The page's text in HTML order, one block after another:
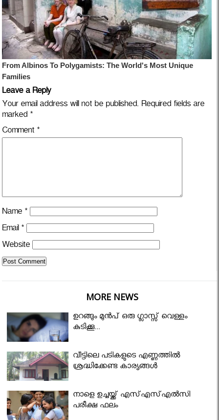
Leave a Reply
Your email address will not be published. Required fields are
marked *
Comment *
Name *
Email *
Website
MORE NEWS
ഉറങ്ങും മുന്‍പ് ഒരു ഗ്ലാസ്സ് വെള്ളം
കുടിക്കൂ...
വീട്ടിലെ പടികളുടെ എണ്ണത്തിൽ
ശ്രദ്ധിക്കേണ്ട കാര്യങ്ങൾ
നാളെ ഉച്ചയ്ക്ക് എസ്എസ്എല്‍സി
പരീക്ഷ ഫലം